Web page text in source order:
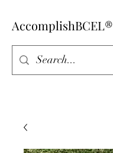
AccomplishBCEL®